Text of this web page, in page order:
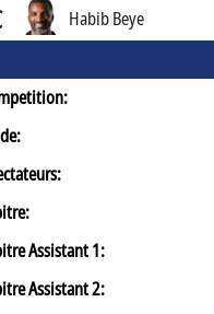
Habib Beye
Assistant 1:
Assistant 2: